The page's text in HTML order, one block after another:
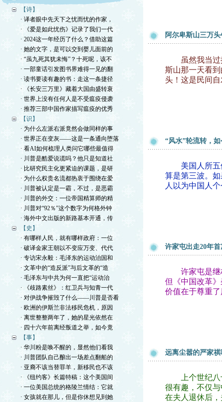
【诗】
· 译者眼中先天下之忧而忧的作家，
· 《爱是如此忧伤》记录了我们一代
· 2024这一年经历了什么？借助这篇
· 她的文字，是可以交到婴儿面前的
· “虽九死其犹未悔”？十死呢，该不
· 一部童话引发图书界难得一见的翻
· 读书要读有趣的书：走这一条捷径
· 《长安三万里》藏着大国由盛转衰
· 世界上没有任何人是不受瘟疫侵袭
· 推荐三部中国作家描写瘟疫的优秀
【识】
· 为什么左派右派竟然会做同样的事
· 世界正在变灰——这是一条通向堕落
· 看AI如何梳理人类问它哪些最值得
· 川普是酷爱说谎吗？他只是知道社
· 比研究民主化更紧迫的课题，是研
· 为什么权贵名流都热衷于围绕在爱
· 川普被认定是一霸，不过，是恶霸
· 川普的外交：一位帝国精算师的精
· 川普对“92％”这个数字为何格外钟
· 海外中文出版的新路基本开通，传
【史】
· 有哪样人民，就有哪样政府：一位
· 破译金家王朝以不变应万变、代代
· 专访宋永毅：毛泽东的运动治国和
· 文革中的“造反派”与后文革的“造
· 毛泽东与中共为何一直把“运动治
· 《歧路素丝》：红卫兵与知青一代
· 对伊战争摧毁了什么——川普是否看
· 欧洲的伊斯兰非法移民危机，原因
· 离世整整两年了，她的星光依然在
· 四十六年前离经叛道之举，如今竟
【事】
· 华川粉是唤不醒的，显然他们看我
· 川普团队自己酿出一场差点翻船的
· 亚裔不该当替罪羊，新移民也不该
· 《纽约客》长篇特稿：这个美国间
· 一位美国总统的格陵兰情结：它就
· 女孩就在那儿，但是你休想见到她
阿尔卑斯山三万
虽然我当过插
斯山那一天看
头！这是民间
“风水”轮流转，
美国人所五体
算是第三波。
人以为中国人
许家屯出走20年
许家屯是继林
但《中国改革
价值在于尊重
远离尘嚣的严家
上个世纪八十
很有趣，不仅
在夫人退休后